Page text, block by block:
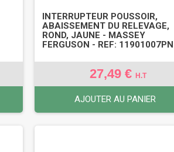
INTERRUPTEUR POUSSOIR,
ABAISSEMENT DU RELEVAGE,
ROND, JAUNE - MASSEY
FERGUSON - REF: 11901007PN
27,49 €H.T
AJOUTER AU PANIER